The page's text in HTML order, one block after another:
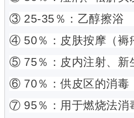
③ 25-35％：乙醇擦浴
④ 50％：皮肤按摩（褥
⑤ 75％：皮内注射、新
⑥ 70％：供皮区的消毒
⑦ 95％：用于燃烧法消